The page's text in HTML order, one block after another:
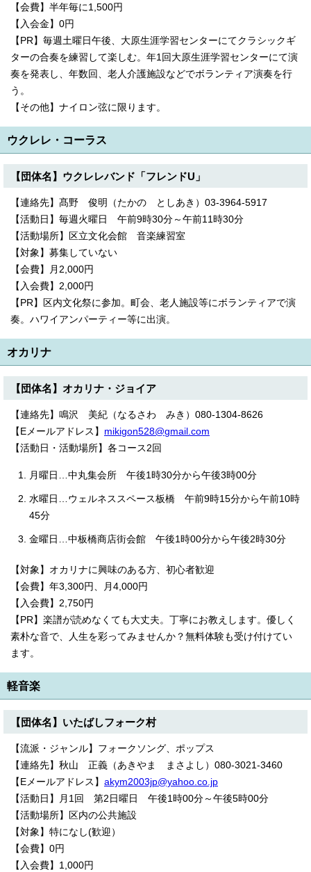
【会費】半年毎に1,500円
【入会金】0円
【PR】毎週土曜日午後、大原生涯学習センターにてクラシックギ
ターの合奏を練習して楽しむ。年1回大原生涯学習センターにて演
奏を発表し、年数回、老人介護施設などでボランティア演奏を行
う。
【その他】ナイロン弦に限ります。
ウクレレ・コーラス
【団体名】ウクレレバンド「フレンドU」
【連絡先】髙野 俊明（たかの としあき）03-3964-5917
【活動日】毎週火曜日 午前9時30分～午前11時30分
【活動場所】区立文化会館 音楽練習室
【対象】募集していない
【会費】月2,000円
【入会費】2,000円
【PR】区内文化祭に参加。町会、老人施設等にボランティアで演
奏。ハワイアンパーティー等に出演。
オカリナ
【団体名】オカリナ・ジョイア
【連絡先】鳴沢 美紀（なるさわ みき）080-1304-8626
【Eメールアドレス】 mikigon528@gmail.com
【活動日・活動場所】各コース2回
月曜日…中丸集会所 午後1時30分から午後3時00分
水曜日…ウェルネススペース板橋 午前9時15分から午前10時
45分
金曜日…中板橋商店街会館 午後1時00分から午後2時30分
【対象】オカリナに興味のある方、初心者歓迎
【会費】年3,300円、月4,000円
【入会費】2,750円
【PR】楽譜が読めなくても大丈夫。丁寧にお教えします。優しく
素朴な音で、人生を彩ってみませんか？無料体験も受け付けてい
ます。
軽音楽
【団体名】いたばしフォーク村
【流派・ジャンル】フォークソング、ポップス
【連絡先】秋山 正義（あきやま まさよし）080-3021-3460
【Eメールアドレス】 akym2003jp@yahoo.co.jp
【活動日】月1回 第2日曜日 午後1時00分～午後5時00分
【活動場所】区内の公共施設
【対象】特になし(歓迎）
【会費】0円
【入会費】1,000円